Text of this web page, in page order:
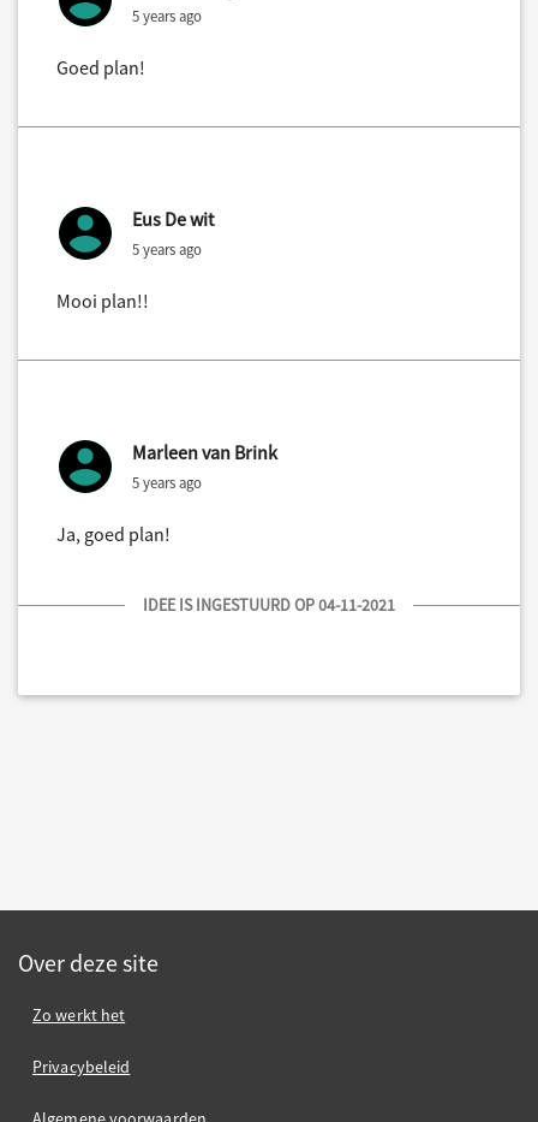
5 years ago
Goed plan!
Eus De wit
5 years ago
Mooi plan!!
Marleen van Brink
5 years ago
Ja, goed plan!
IDEE IS INGESTUURD OP 04-11-2021
Over deze site
Zo werkt het
Privacybeleid